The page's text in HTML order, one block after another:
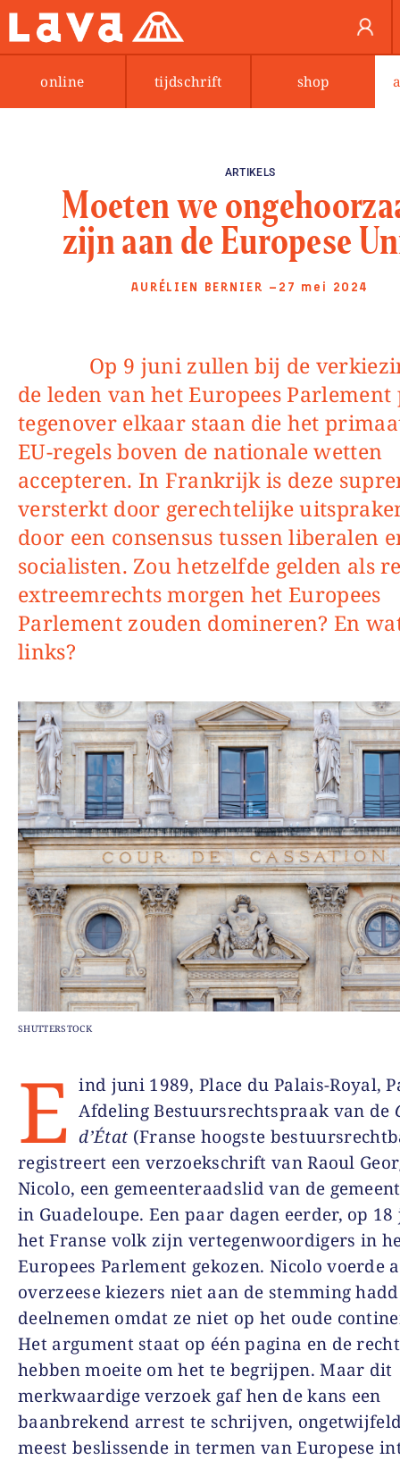
online tijdschrift shop
ARTIKELS
Moeten we
zijn aan de Europese
AURÉLIEN BERNIER —27 mei 2024
Op 9 juni zullen bij de verkiezing van
de leden van het Europees
tegenover elkaar staan die het
EU-regels boven de nationale wetten
accepteren. In Frankrijk is deze
versterkt door gerechtelijke
door een consensus tussen liberalen
socialisten. Zou hetzelfde gelden als
extreemrechts morgen het Europees
Parlement zouden domineren? En
links?
SHUTTERSTOCK
E ind juni 1989, Place du Palais-Royal,
Afdeling Bestuursrechtspraak van de
d’État (Franse hoogste
registreert een verzoekschrift van Raoul
Nicolo, een gemeenteraadslid van de
in Guadeloupe. Een paar dagen eerder, op
het Franse volk zijn vertegenwoordigers in
Europees Parlement gekozen. Nicolo voerde
overzeese kiezers niet aan de stemming
deelnemen omdat ze niet op het oude
Het argument staat op één pagina en de
hebben moeite om het te begrijpen. Maar dit
merkwaardige verzoek gaf hen de kans een
baanbrekend arrest te schrijven,
meest beslissende in termen van Europese